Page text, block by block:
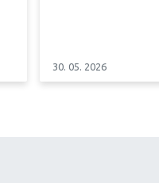
30. 05. 2026